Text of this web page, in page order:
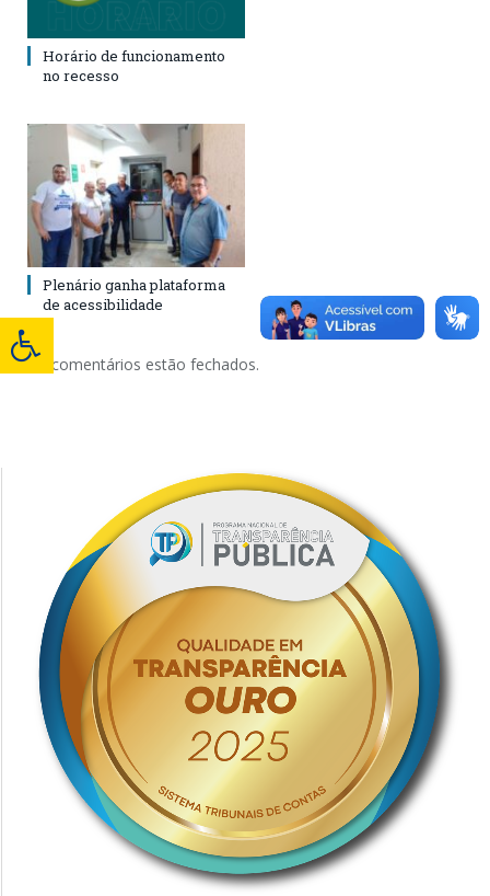
Horário de funcionamento
no recesso
Plenário ganha plataforma
de acessibilidade
Os comentários estão fechados.